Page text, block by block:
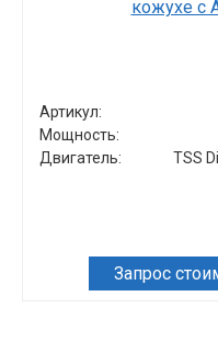
Артикул:
Мощность:
Двигатель:
TSS
Запрос